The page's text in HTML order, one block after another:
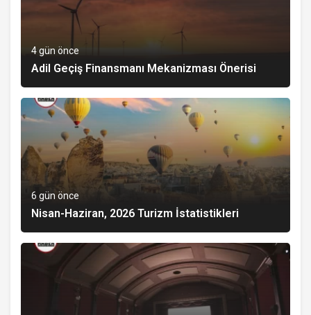
4 gün önce
Adil Geçiş Finansmanı Mekanizması Önerisi
6 gün önce
Nisan-Haziran, 2026 Turizm İstatistikleri